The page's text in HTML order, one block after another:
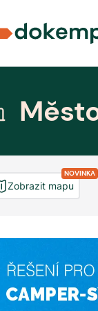
NOVINKA
Zobrazit mapu